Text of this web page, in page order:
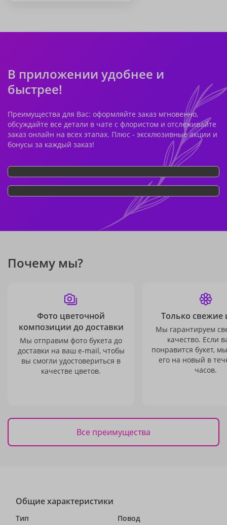
В приложении удобнее и
быстрее!
Преимущества для Вас: оформляйте заказ мгновенно,
обсуждайте все детали в чате с флористом и отслеживайте
заказ онлайн на всех этапах. Плюс - эксклюзивные акции и
бонусы за каждый заказ!
Почему мы?
Фото цветочной
композиции до доставки
Мы отправим фото букета до
доставки на ваш e-mail, чтобы
вы смогли удостовериться в
качестве цветов.
Только свежие
Мы гарантируем
качество. Если
понравится букет,
его на новый в
часов.
Все преимущества
Общие характеристики
Тип
Повод